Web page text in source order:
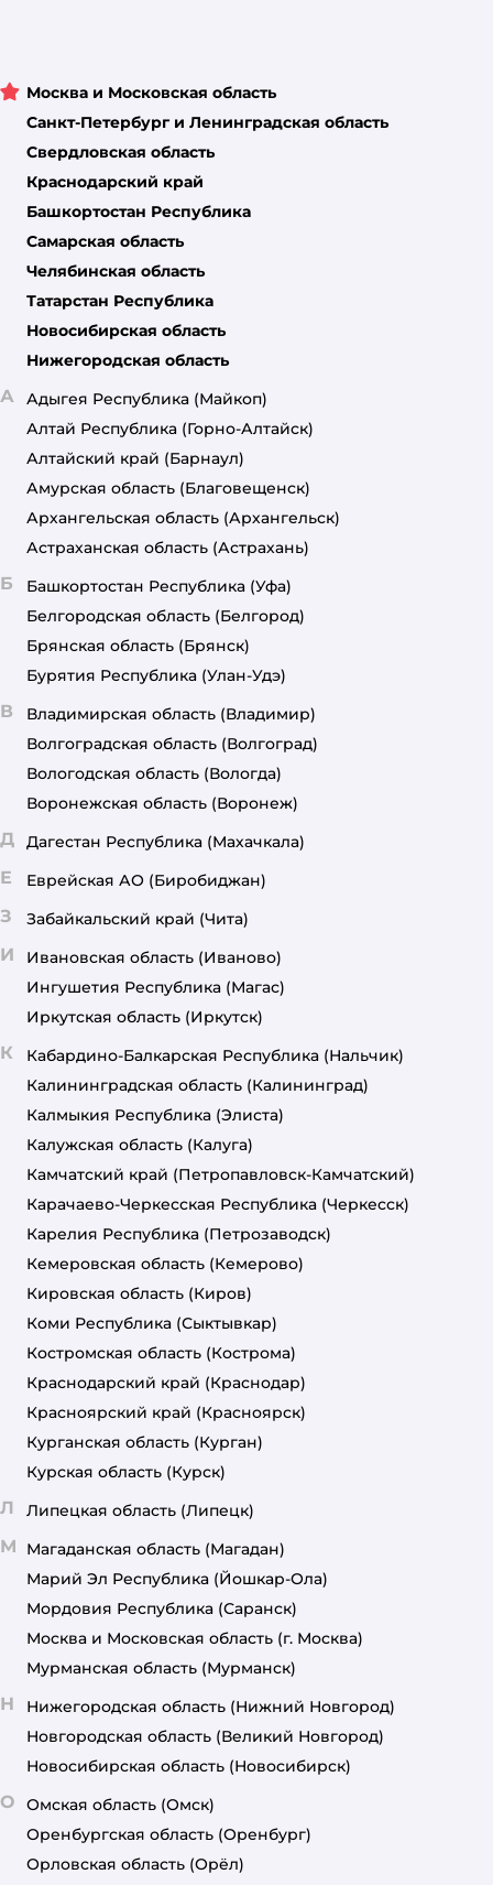
Москва и Московская область
Санкт-Петербург и Ленинградская область
Свердловская область
Краснодарский край
Башкортостан Республика
Самарская область
Челябинская область
Татарстан Республика
Новосибирская область
Нижегородская область
А Адыгея Республика (Майкоп)
Алтай Республика (Горно-Алтайск)
Алтайский край (Барнаул)
Амурская область (Благовещенск)
Архангельская область (Архангельск)
Астраханская область (Астрахань)
Б Башкортостан Республика (Уфа)
Белгородская область (Белгород)
Брянская область (Брянск)
Бурятия Республика (Улан-Удэ)
В Владимирская область (Владимир)
Волгоградская область (Волгоград)
Вологодская область (Вологда)
Воронежская область (Воронеж)
Д Дагестан Республика (Махачкала)
Е Еврейская АО (Биробиджан)
З Забайкальский край (Чита)
И Ивановская область (Иваново)
Ингушетия Республика (Магас)
Иркутская область (Иркутск)
К Кабардино-Балкарская Республика (Нальчик)
Калининградская область (Калининград)
Калмыкия Республика (Элиста)
Калужская область (Калуга)
Камчатский край (Петропавловск-Камчатский)
Карачаево-Черкесская Республика (Черкесск)
Карелия Республика (Петрозаводск)
Кемеровская область (Кемерово)
Кировская область (Киров)
Коми Республика (Сыктывкар)
Костромская область (Кострома)
Краснодарский край (Краснодар)
Красноярский край (Красноярск)
Курганская область (Курган)
Курская область (Курск)
Л Липецкая область (Липецк)
М Магаданская область (Магадан)
Марий Эл Республика (Йошкар-Ола)
Мордовия Республика (Саранск)
Москва и Московская область (г. Москва)
Мурманская область (Мурманск)
Н Нижегородская область (Нижний Новгород)
Новгородская область (Великий Новгород)
Новосибирская область (Новосибирск)
О Омская область (Омск)
Оренбургская область (Оренбург)
Орловская область (Орёл)